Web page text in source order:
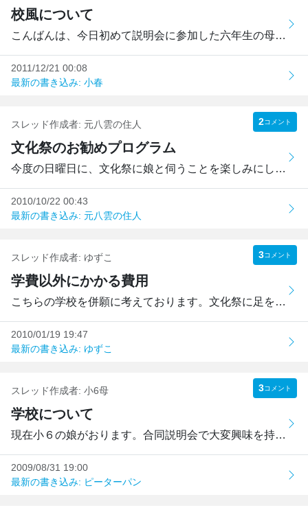
校風について
こんばんは、今日初めて説明会に参加した六年生の母親です。...
2011/12/21 00:08
最新の書き込み: 小春
スレッド作成者: 元八雲の住人 2コメント
文化祭のお勧めプログラム
今度の日曜日に、文化祭に娘と伺うことを楽しみにしている者...
2010/10/22 00:43
最新の書き込み: 元八雲の住人
スレッド作成者: ゆずこ 3コメント
学費以外にかかる費用
こちらの学校を併願に考えております。文化祭に足を運んだ時...
2010/01/19 19:47
最新の書き込み: ゆずこ
スレッド作成者: 小6母 3コメント
学校について
現在小６の娘がおります。合同説明会で大変興味を持ったので...
2009/08/31 19:00
最新の書き込み: ピーターパン